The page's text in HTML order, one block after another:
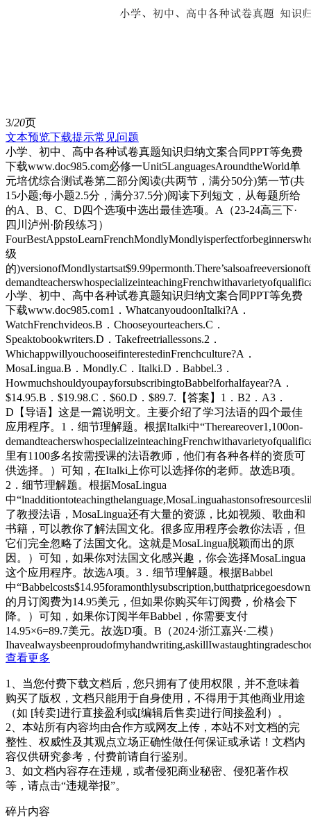
3/20页
文本预览下载提示常见问题
小学、初中、高中各种试卷真题知识归纳文案合同PPT等免费
下载www.doc985.com必修一Unit5LanguagesAroundtheWorld单
元培优综合测试卷第二部分阅读(共两节，满分50分)第一节(共
15小题;每小题2.5分，满分37.5分)阅读下列短文，从每题所给
的A、B、C、D四个选项中选出最佳选项。A（23-24高三下·
四川泸州·阶段练习）
级
的
小学、初中、高中各种试卷真题知识归纳文案合同PPT等免费
下载www.doc985.com1．WhatcanyoudoonItalki?A．
WatchFrenchvideos.B．Chooseyourteachers.C．
Speaktobookwriters.D．Takefreetriallessons.2．
WhichappwillyouchooseifinterestedinFrenchculture?A．
MosaLingua.B．Mondly.C．Italki.D．Babbel.3．
HowmuchshouldyoupayforsubscribingtoBabbelforhalfayear?A．
$14.95.B．$19.98.C．$60.D．$89.7.【答案】1．B2．A3．
D【导语】这是一篇说明文。主要介绍了学习法语的四个最佳
应用程序。1．细节理解题。根据Italki中“Thereareover1,100on-
里有1100多名按需授课的法语教师，他们有各种各样的资质可
供选择。）可知，在Italki上你可以选择你的老师。故选B项。
2．细节理解题。根据MosaLingua
中
了教授法语，MosaLingua还有大量的资源，比如视频、歌曲和
书籍，可以教你了解法国文化。很多应用程序会教你法语，但
它们完全忽略了法国文化。这就是MosaLingua脱颖而出的原
因。）可知，如果你对法国文化感兴趣，你会选择MosaLingua
这个应用程序。故选A项。3．细节理解题。根据Babbel
中
的月订阅费为14.95美元，但如果你购买年订阅费，价格会下
降。）可知，如果你订阅半年Babbel，你需要支付
14.95×6=89.7美元。故选D项。B（2024·浙江嘉兴·二模）
查看更多
1、当您付费下载文档后，您只拥有了使用权限，并不意味着
购买了版权，文档只能用于自身使用，不得用于其他商业用途
（如 [转卖]进行直接盈利或[编辑后售卖]进行间接盈利）。
2、本站所有内容均由合作方或网友上传，本站不对文档的完
整性、权威性及其观点立场正确性做任何保证或承诺！文档内
容仅供研究参考，付费前请自行鉴别。
3、如文档内容存在违规，或者侵犯商业秘密、侵犯著作权
等，请点击“违规举报”。
碎片内容